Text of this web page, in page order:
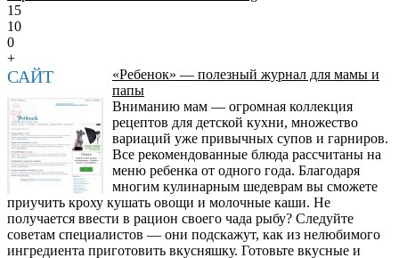
15
10
0
+
САЙТ
«Ребенок» — полезный журнал для мамы и
папы
Вниманию мам — огромная коллекция
рецептов для детской кухни, множество
вариаций уже привычных супов и гарниров.
Все рекомендованные блюда рассчитаны на
меню ребенка от одного года. Благодаря
многим кулинарным шедеврам вы сможете
приучить кроху кушать овощи и молочные каши. Не
получается ввести в рацион своего чада рыбу? Следуйте
советам специалистов — они подскажут, как из нелюбимого
ингредиента приготовить вкусняшку. Готовьте вкусные и